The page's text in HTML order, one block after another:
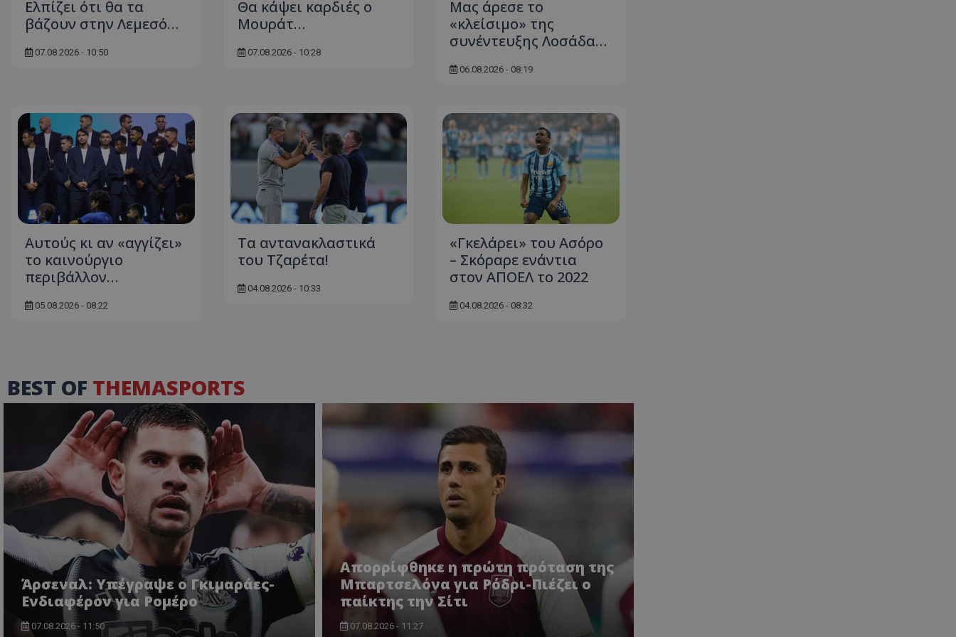
Ελπίζει ότι θα τα
βάζουν στην Λεμεσό…
07.08.2026 - 10:50
Θα κάψει καρδιές ο
Μουράτ…
07.08.2026 - 10:28
Μας άρεσε το
«κλείσιμο» της
συνέντευξης Λοσάδα…
06.08.2026 - 08:19
Αυτούς κι αν «αγγίζει»
το καινούργιο
περιβάλλον…
05.08.2026 - 08:22
Τα αντανακλαστικά
του Τζαρέτα!
04.08.2026 - 10:33
«Γκελάρει» του Ασόρο
– Σκόραρε ενάντια
στον ΑΠΟΕΛ το 2022
04.08.2026 - 08:32
BEST OF THEMASPORTS
Άρσεναλ: Υπέγραψε ο Γκιμαράες-
Ενδιαφέρον για Ρομέρο
07.08.2026 - 11:50
Απορρίφθηκε η πρώτη πρόταση της
Μπαρτσελόνα για Ρόδρι-Πιέζει ο
παίκτης την Σίτι
07.08.2026 - 11:27